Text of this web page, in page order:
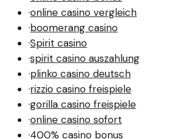
·online casino vergleich
·boomerang casino
·Spirit casino
·spirit casino auszahlung
·plinko casino deutsch
·rizzio casino freispiele
·gorilla casino freispiele
·online casino sofort
·400% casino bonus